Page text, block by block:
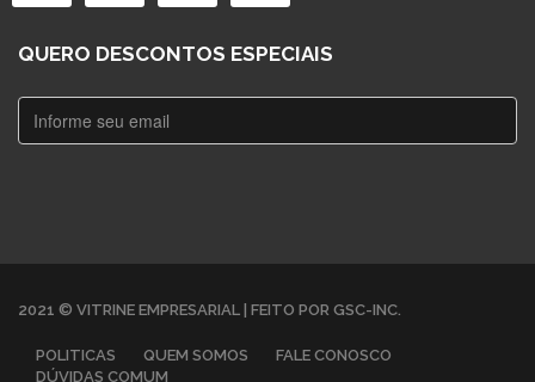
QUERO DESCONTOS ESPECIAIS
2021 © VITRINE EMPRESARIAL | FEITO POR GSC-INC.
POLITICAS QUEM SOMOS
FALE CONOSCO
DÚVIDAS COMUM